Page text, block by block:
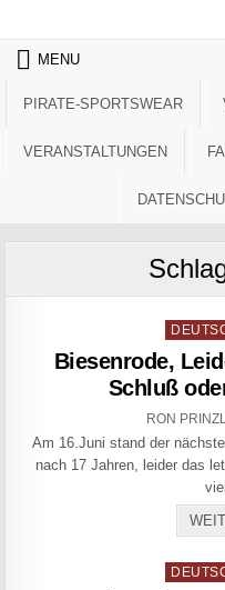
MENU
PIRATE-SPORTSWEAR
VERANSTALTUNGEN
Posted in
Biesenrode,
Schluß
AUTHOR:
RON
Am 16.Juni stand der
nach 17 Jahren, leider das
Posted in